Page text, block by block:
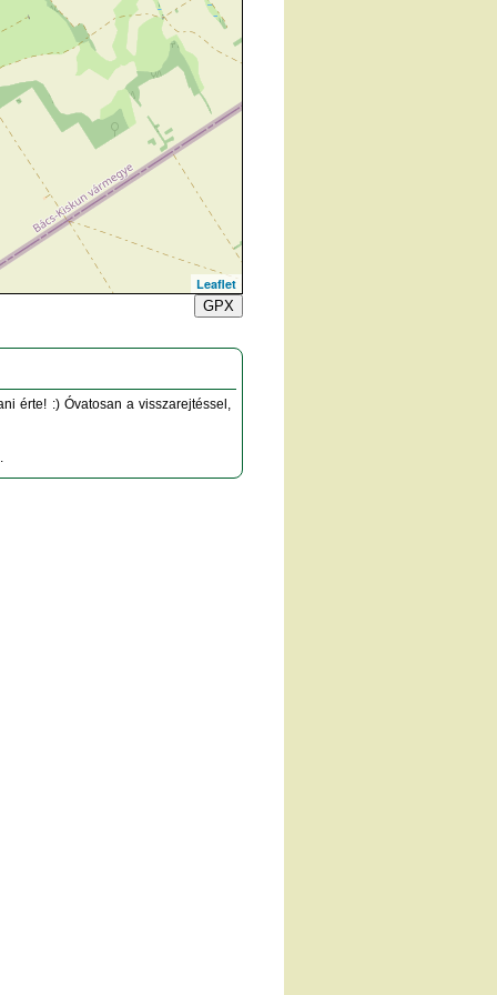
Leaflet
GPX
érte! :) Óvatosan a visszarejtéssel,